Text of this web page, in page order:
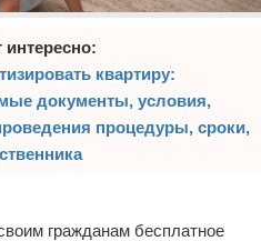
интересно:
квартиру:
документы, условия,
процедуры, сроки,
гражданам бесплатное